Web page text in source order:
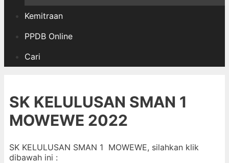
Kemitraan
PPDB Online
Cari
SK KELULUSAN SMAN 1
MOWEWE 2022
SK KELULUSAN SMAN 1 MOWEWE, silahkan klik
dibawah ini :